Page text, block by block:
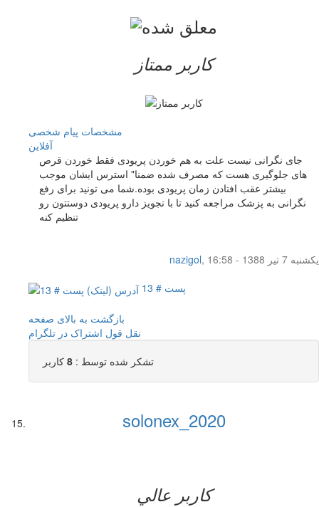
کاربر ممتاز
مشخصات پیام شخصی
آفلاين
جای نگرانی نیست علت به هم خوردن پریودی فقط خوردن قرص
های جلوگیری هست که مصرف شده ضمنا" استرس ایشان موجب
بیشتر عقب افتادن زمان پریودی بوده.شما می تونید برای رفع
نگرانی به پزشک مراجعه کنید تا با تجویز دارو پریودی دوستتون رو
تنظیم کنه
nazigol,
یکشنبه 7 تیر 1388 - 16:58
پست # 13
بازگشت به بالای صفحه
نقل قول اشتراک در تلگرام
تشکر شده توسط : 8 کاربر
solonex_2020
کاربر عالي